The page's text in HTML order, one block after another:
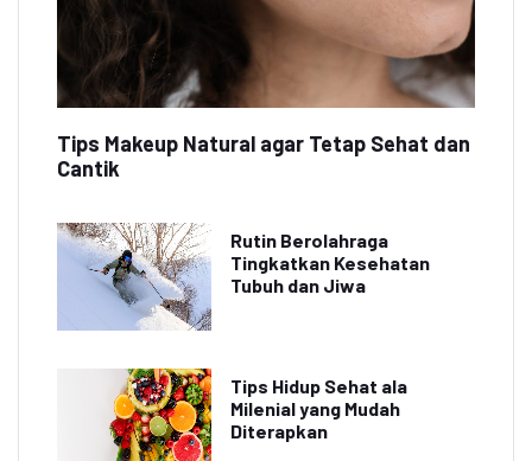
Tips Makeup Natural agar Tetap Sehat dan
Cantik
Rutin Berolahraga
Tingkatkan Kesehatan
Tubuh dan Jiwa
Tips Hidup Sehat ala
Milenial yang Mudah
Diterapkan